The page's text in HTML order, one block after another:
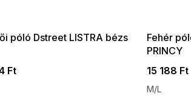
póló Dstreet LISTRA bézs
Ft
Fehér
PRINCY
15 188 Ft
M/L